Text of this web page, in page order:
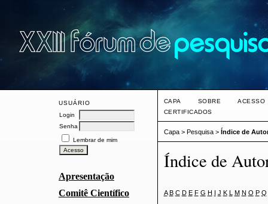
USUÁRIO
Login
Senha
Lembrar de mim
Apresentação
Comitê Científico
CAPA SOBRE
ACESSO
CERTIFICADOS
Capa> Pesquisa> Índice de
Índice de
A B C D E F G H I J K L M N O P Q